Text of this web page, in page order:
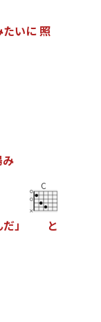
たいに 照
み
だ」
C
と